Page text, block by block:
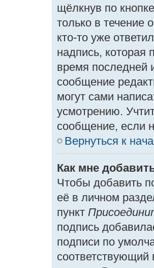
щёлкнув по
только в течение
кто-то уже
надпись, которая
время последней
сообщение
могут сами
усмотрению.
сообщение, если
Вернуться к
Как мне
Чтобы добавить
её в личном
пункт
подпись
подписи по